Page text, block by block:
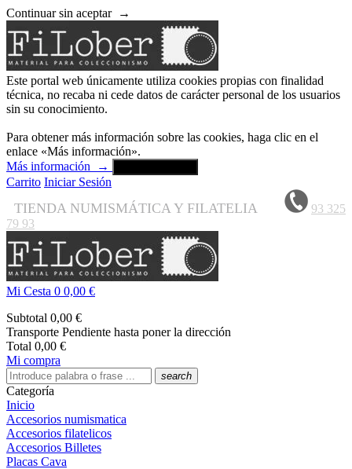
Continuar sin aceptar →
Este portal web únicamente utiliza cookies propias con finalidad
técnica, no recaba ni cede datos de carácter personal de los usuarios
sin su conocimiento.
Para obtener más información sobre las cookies, haga clic en el
enlace «Más información».
Más información
→
Carrito Iniciar Sesión
TIENDA NUMISMÁTICA Y FILATELIA
93 325
79 93
Mi Cesta 0 0,00 €
Subtotal 0,00 €
Transporte Pendiente hasta poner la dirección
Total 0,00 €
Mi compra
search
Categoría
Inicio
Accesorios numismatica
Accesorios filatelicos
Accesorios Billetes
Placas Cava